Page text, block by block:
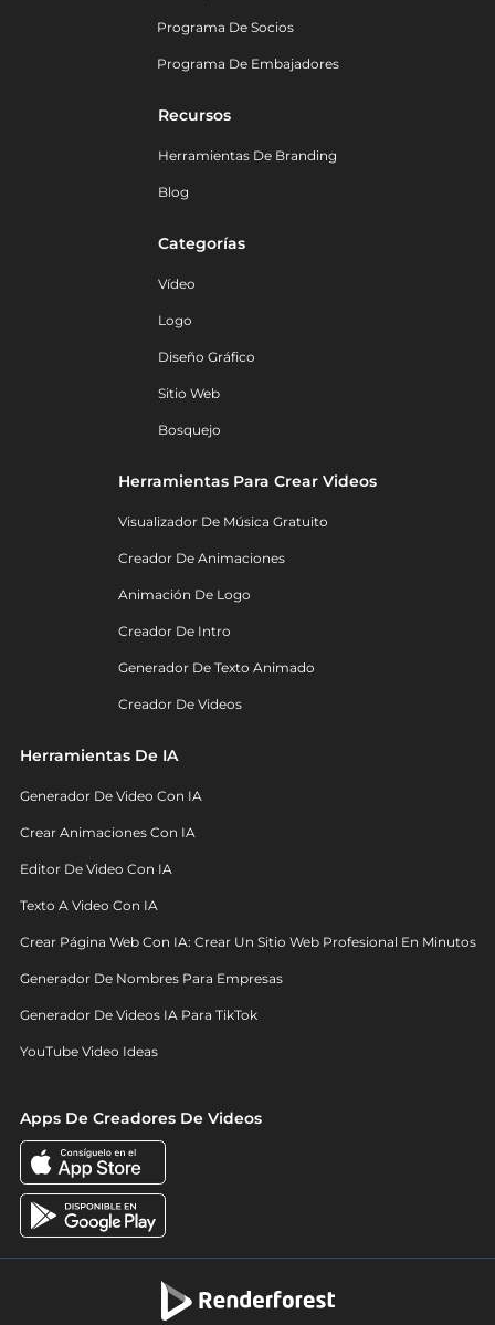
Programa De Socios
Programa De Embajadores
Recursos
Herramientas De Branding
Blog
Categorías
Vídeo
Logo
Diseño Gráfico
Sitio Web
Bosquejo
Herramientas Para Crear Videos
Visualizador De Música Gratuito
Creador De Animaciones
Animación De Logo
Creador De Intro
Generador De Texto Animado
Creador De Videos
Herramientas De IA
Generador De Video Con IA
Crear Animaciones Con IA
Editor De Video Con IA
Texto A Video Con IA
Crear Página Web Con IA: Crear Un Sitio Web Profesional En Minutos
Generador De Nombres Para Empresas
Generador De Videos IA Para TikTok
YouTube Video Ideas
Apps De Creadores De Videos